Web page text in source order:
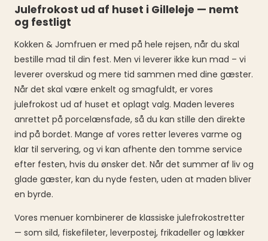
Julefrokost ud af huset i Gilleleje — nemt
og festligt
Kokken & Jomfruen er med på hele rejsen, når du skal
bestille mad til din fest. Men vi leverer ikke kun mad – vi
leverer overskud og mere tid sammen med dine gæster.
Når det skal være enkelt og smagfuldt, er vores
julefrokost ud af huset et oplagt valg. Maden leveres
anrettet på porcelænsfade, så du kan stille den direkte
ind på bordet. Mange af vores retter leveres varme og
klar til servering, og vi kan afhente den tomme service
efter festen, hvis du ønsker det. Når det summer af liv og
glade gæster, kan du nyde festen, uden at maden bliver
en byrde.
Vores menuer kombinerer de klassiske julefrokostretter
— som sild, fiskefileter, leverpostej, frikadeller og lækker